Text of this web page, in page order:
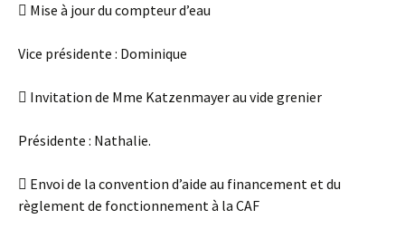
 Mise à jour du compteur d’eau
Vice présidente : Dominique
 Invitation de Mme Katzenmayer au vide grenier
Présidente : Nathalie.
 Envoi de la convention d’aide au financement et du
règlement de fonctionnement à la CAF